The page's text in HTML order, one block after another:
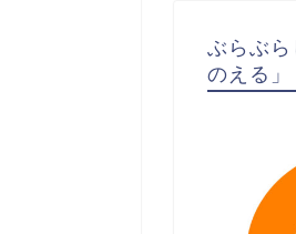
ぶらぶら
のえる」